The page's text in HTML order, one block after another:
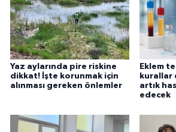
Yaz aylarında pire riskine
dikkat! İşte korunmak için
alınması gereken önlemler
Eklem
kurallar
artık
edecek